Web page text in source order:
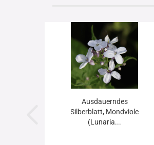
Ausdauerndes
Silberblatt, Mondviole
(Lunaria...